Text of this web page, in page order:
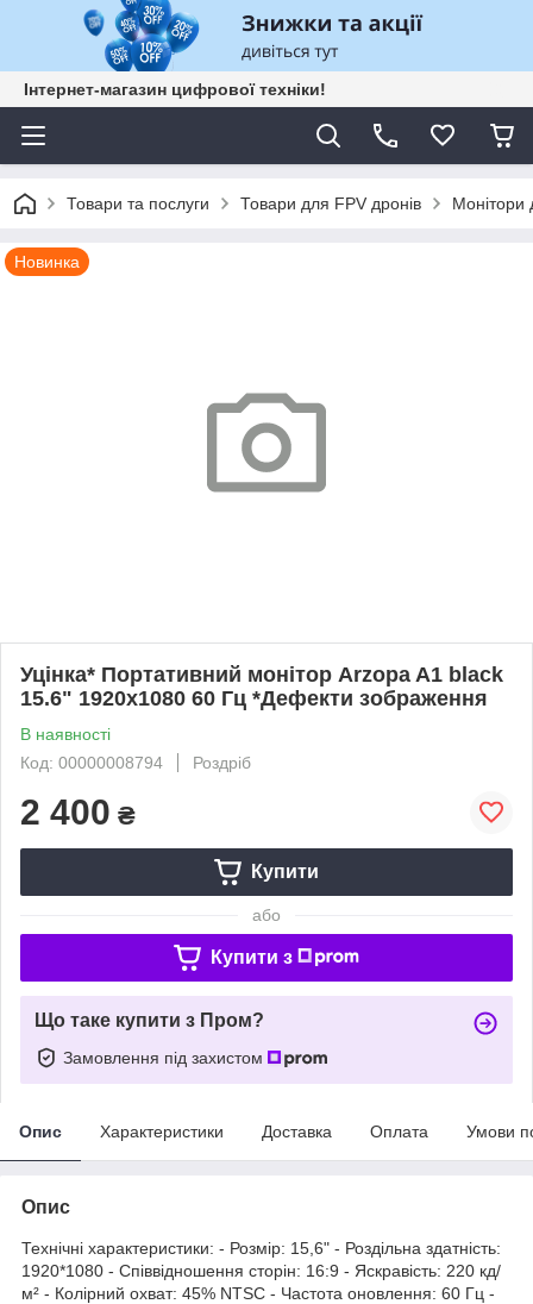
Інтернет-магазин цифрової техніки!
Товари та послуги Товари для FPV дронів Монітори
Новинка
Уцінка* Портативний монітор Arzopa A1 black
15.6" 1920x1080 60 Гц *Дефекти зображення
В наявності
Код: 00000008794
Роздріб
2 400 ₴
Купити
або
Купити з
Що таке купити з Пром?
Замовлення під захистом
Опис Характеристики Доставка Оплата Умови
Опис
Технічні характеристики: - Розмір: 15,6" - Роздільна здатність:
1920*1080 - Співвідношення сторін: 16:9 - Яскравість: 220 кд/
м² - Колірний охват: 45% NTSC - Частота оновлення: 60 Гц -